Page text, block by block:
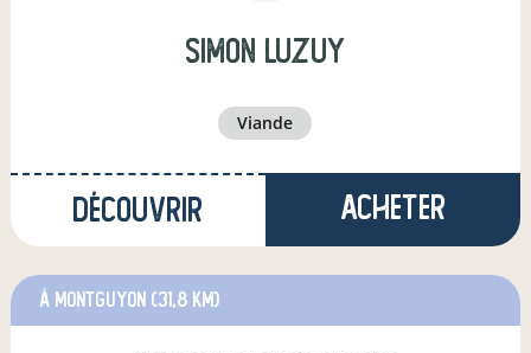
simon luzuy
viande
Découvrir Acheter
à Montguyon (31,8 km)